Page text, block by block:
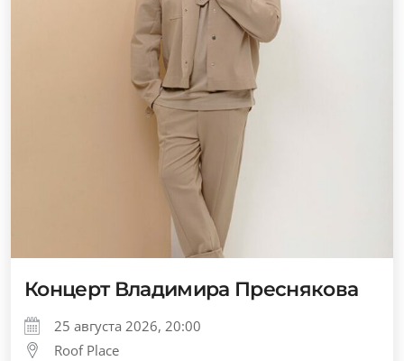
Концерт Владимира Преснякова
25 августа 2026, 20:00
Roof Place